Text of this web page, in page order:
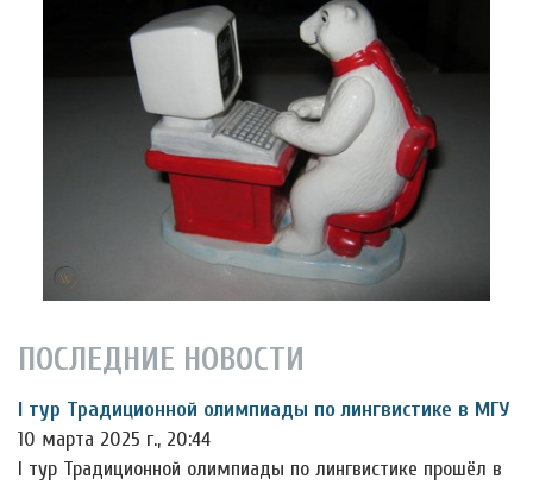
ПОСЛЕДНИЕ НОВОСТИ
I тур Традиционной олимпиады по лингвистике в МГУ
10 марта 2025 г., 20:44
I тур Традиционной олимпиады по лингвистике прошёл в